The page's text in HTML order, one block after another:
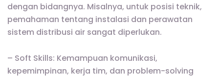
dengan bidangnya. Misalnya, untuk posisi teknik,
pemahaman tentang instalasi dan perawatan
sistem distribusi air sangat diperlukan.
– Soft Skills: Kemampuan komunikasi,
kepemimpinan, kerja tim, dan problem-solving